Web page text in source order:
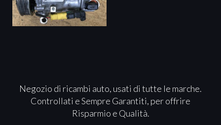
Negozio di ricambi auto, usati di tutte le marche.
Controllati e Sempre Garantiti, per offrire
Risparmio e Qualità.